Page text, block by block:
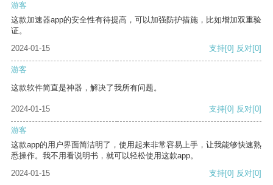
游客
这款加速器app的安全性有待提高，可以加强防护措施，比如增加双重验
证。
2024-01-15
支持[0] 反对[0]
游客
这款软件简直是神器，解决了我所有问题。
2024-01-15 支持[0] 反对[0]
游客
这款app的用户界面简洁明了，使用起来非常容易上手，让我能够快速熟
悉操作。我不用看说明书，就可以轻松使用这款app。
2024-01-15
支持[0] 反对[0]